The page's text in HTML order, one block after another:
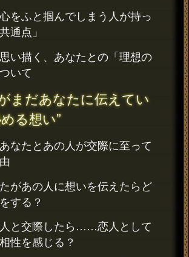
をふと掴んでしまう人が持っ
通点」
い描く、あなたとの「理想の
いて
まだあなたに伝えてい
る想い”
なたとあの人が交際に至って
があの人に想いを伝えたらど
する？
と交際したら……恋人として
性を感じる？